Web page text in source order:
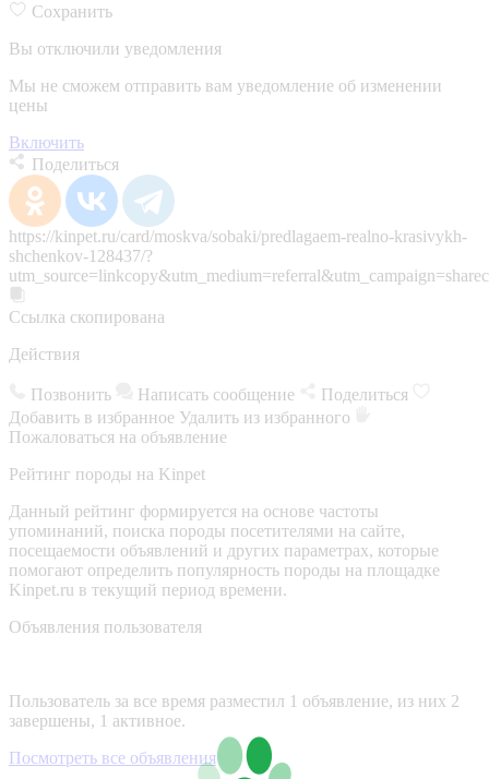
Сохранить
Вы отключили уведомления
Мы не сможем отправить вам уведомление об изменении
цены
Включить
Поделиться
https://kinpet.ru/card/moskva/sobaki/predlagaem-realno-krasivykh-
shchenkov-128437/?
Ссылка скопирована
Действия
Позвонить Написать сообщение
Поделиться
Добавить в избранное Удалить из избранного
Пожаловаться на объявление
Рейтинг породы на Kinpet
Данный рейтинг формируется на основе частоты
упоминаний, поиска породы посетителями на сайте,
посещаемости объявлений и других параметрах, которые
помогают определить популярность породы на площадке
Kinpet.ru в текущий период времени.
Объявления пользователя
Пользователь за все время разместил 1 объявление, из них 2
завершены, 1 активное.
Посмотреть все объявления